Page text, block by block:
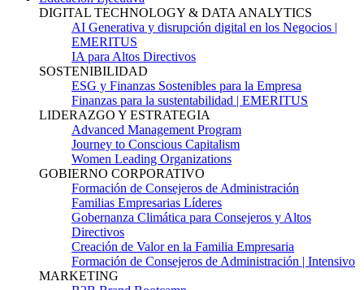
DIGITAL TECHNOLOGY & DATA ANALYTICS
AI Generativa y disrupción digital en los Negocios |
EMERITUS
IA para Altos Directivos
SOSTENIBILIDAD
ESG y Finanzas Sostenibles para la Empresa
Finanzas para la sustentabilidad | EMERITUS
LIDERAZGO Y ESTRATEGIA
Advanced Management Program
Journey to Conscious Capitalism
Women Leading Organizations
GOBIERNO CORPORATIVO
Formación de Consejeros de Administración
Familias Empresarias Líderes
Gobernanza Climática para Consejeros y Altos
Directivos
Creación de Valor en la Familia Empresaria
Formación de Consejeros de Administración | Intensivo
MARKETING